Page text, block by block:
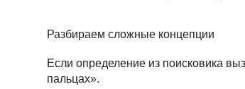
Разбираем сложные концепции
Если определение из поисковика
пальцах».